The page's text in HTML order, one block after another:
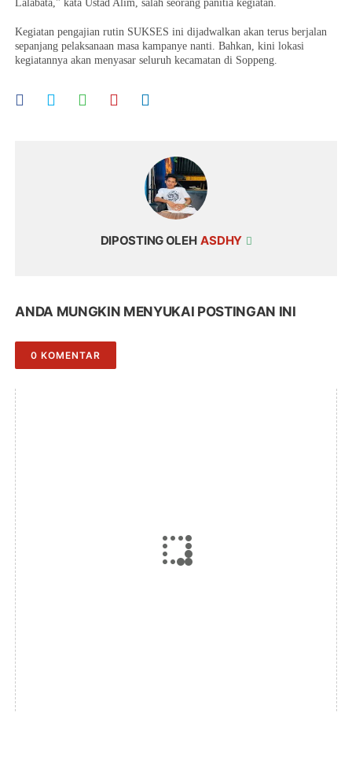
Lalabata," kata Ustad Alim, salah seorang panitia kegiatan.
Kegiatan pengajian rutin SUKSES ini dijadwalkan akan terus berjalan
sepanjang pelaksanaan masa kampanye nanti. Bahkan, kini lokasi
kegiatannya akan menyasar seluruh kecamatan di Soppeng.
DIPOSTING OLEH ASDHY
ANDA MUNGKIN MENYUKAI POSTINGAN INI
0 KOMENTAR